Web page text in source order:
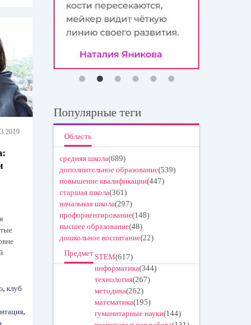
, клуб
,
Популярные теги
Область
средняя школа(689)
дополнительное образование(539)
повышение квалификации(447)
старшая школа(361)
начальная школа(297)
профориентирование(148)
высшее образование(48)
дошкольное воспитание(22)
ПредметSTEM(617)
информатика(344)
технология(267)
методика(262)
математика(195)
гуманитарные науки(144)